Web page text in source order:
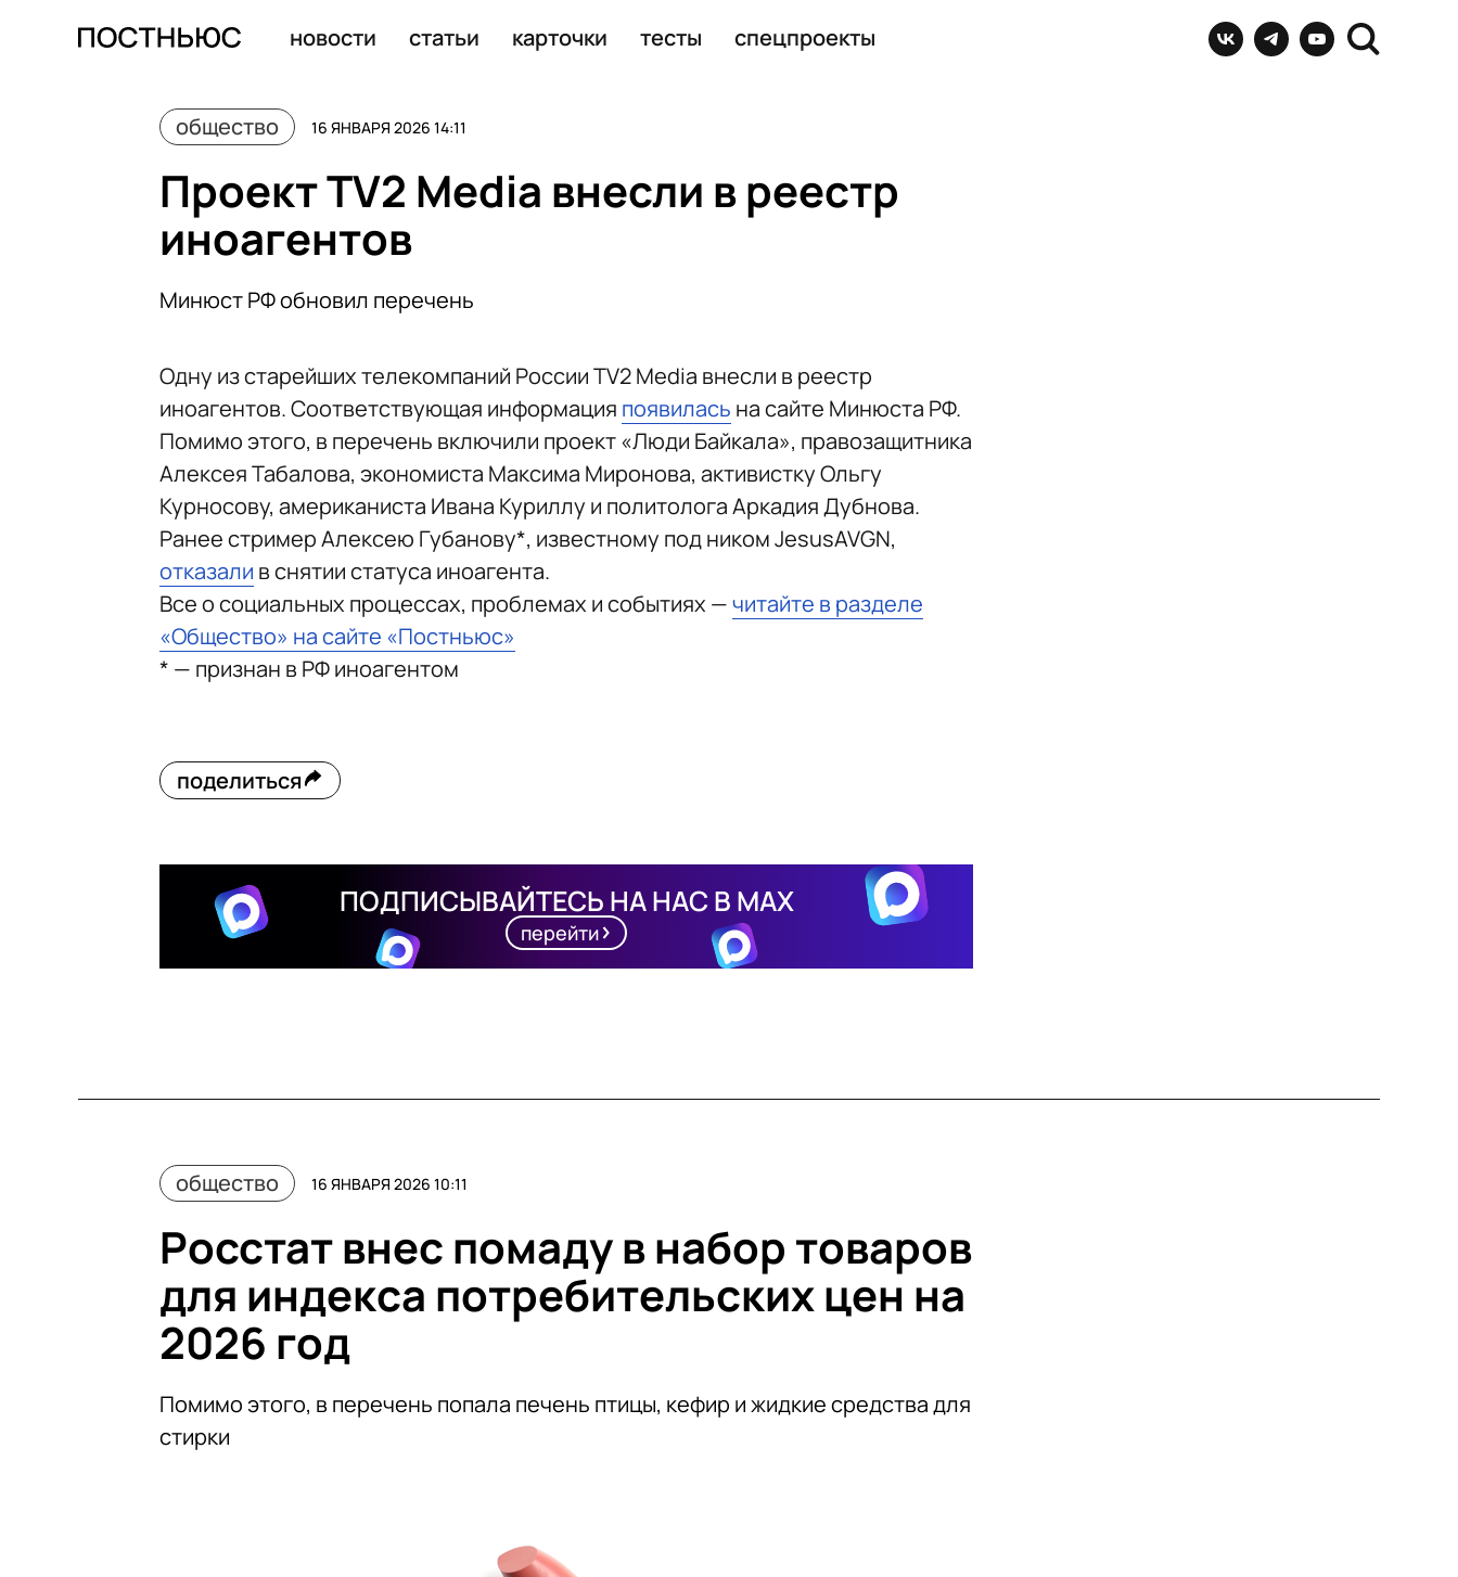
новости статьи карточки тесты спецпроекты
общество 16 ЯНВАРЯ 2026 14:11
Проект TV2 Media внесли в реестр
иноагентов
Минюст РФ обновил перечень
Одну из старейших телекомпаний России TV2 Media внесли в реестр
иноагентов. Соответствующая информация появилась на сайте Минюста РФ.
Помимо этого, в перечень включили проект «Люди Байкала», правозащитника
Алексея Табалова, экономиста Максима Миронова, активистку Ольгу
Курносову, американиста Ивана Куриллу и политолога Аркадия Дубнова.
Ранее стример Алексею Губанову*, известному под ником JesusAVGN,
отказали в снятии статуса иноагента.
Все о социальных процессах, проблемах и событиях —читайте в разделе
«Общество» на сайте «Постньюс»
* — признан в РФ иноагентом
поделиться
ПОДПИСЫВАЙТЕСЬ НА НАС В MAX
перейти
общество 16 ЯНВАРЯ 2026 10:11
Росстат внес помаду в набор товаров
для индекса потребительских цен на
2026 год
Помимо этого, в перечень попала печень птицы, кефир и жидкие средства для
стирки